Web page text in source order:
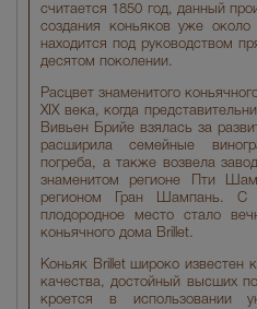
считается 1850 год, данный
создания коньяков уже
находится под руководством
десятом поколении.
Расцвет знаменитого
XIX века, когда
Вивьен Брийе взялась за
расширила семейные
погреба, а также возвела
знаменитом регионе Пти
регионом Гран Шампань. С
плодородное место стало
коньячного дома Brillet.
Коньяк Brillet широко известен
качества, достойный высших
кроется в использовании